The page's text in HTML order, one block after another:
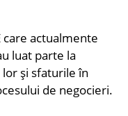
care actualmente
luat parte la
și sfaturile în
de negocieri.